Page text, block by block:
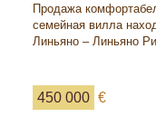
Продажа
семейная вилла
Линьяно – Линьяно
450 000 €